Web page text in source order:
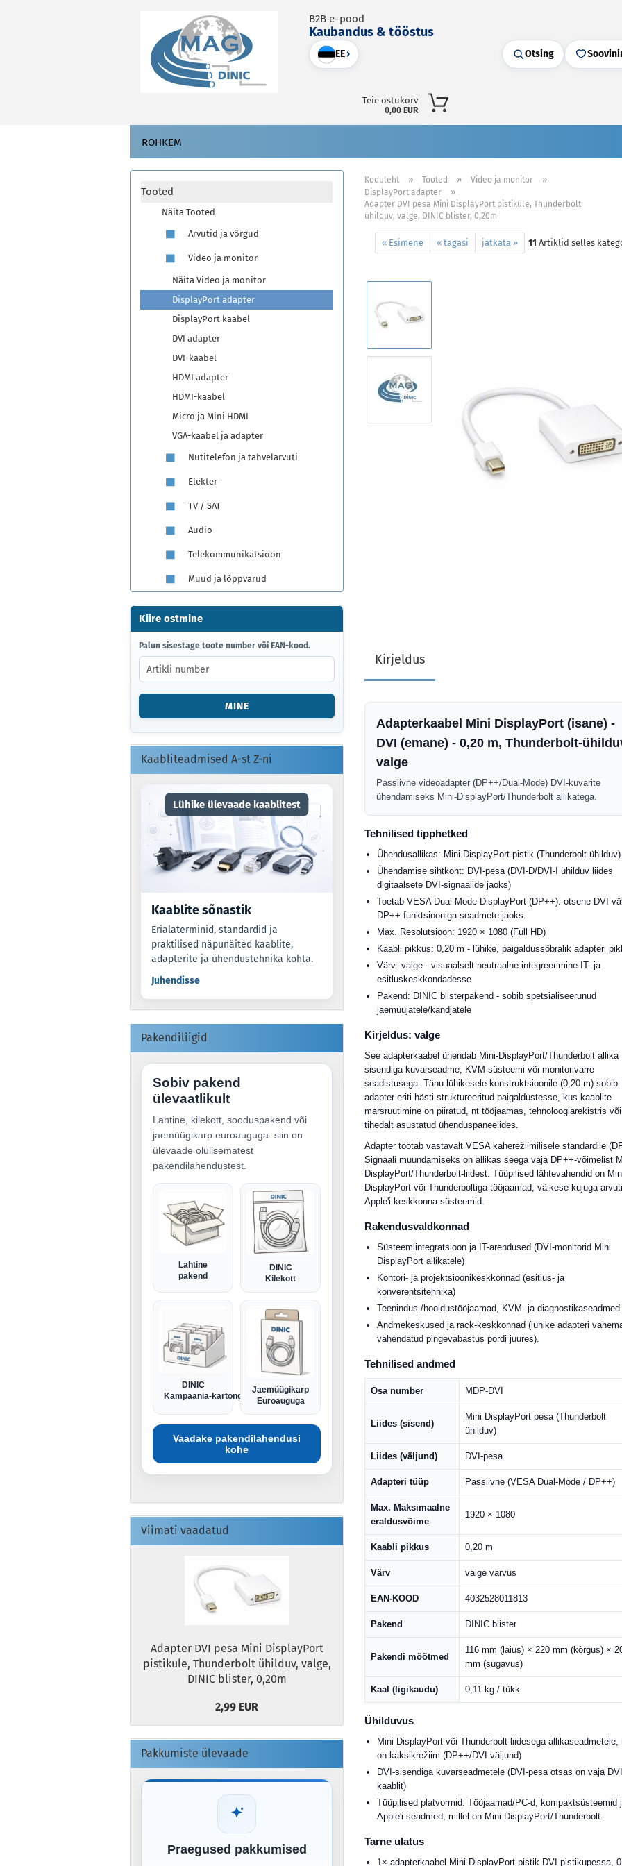
B2B e-pood
Kaubandus & tööstus
EE› Otsing
Teie ostukorv
0,00 EUR
ROHKEM
Koduleht » Tooted » Video ja monitor »
DisplayPort adapter »
Adapter DVI pesa Mini DisplayPort pistikule, Thunderbolt
ühilduv, valge, DINIC blister, 0,20m
« Esimene « tagasi jätkata » 11 Artiklid selles
Kirjeldus
Adapterkaabel Mini DisplayPort (isane) -
DVI (emane) - 0,20 m, Thunderbolt-
valge
Passiivne videoadapter (DP++/Dual-Mode) DVI-kuvarite
ühendamiseks Mini-DisplayPort/Thunderbolt allikatega.
Tehnilised tipphetked
Ühendusallikas: Mini DisplayPort pistik (Thunderbolt-ühilduv)
Ühendamise sihtkoht: DVI-pesa (DVI-D/DVI-I ühilduv liides
digitaalsete DVI-signaalide jaoks)
Toetab VESA Dual-Mode DisplayPort (DP++): otsene DVI-
DP++-funktsiooniga seadmete jaoks.
Max. Resolutsioon: 1920 × 1080 (Full HD)
Kaabli pikkus: 0,20 m - lühike, paigaldussõbralik adapteri
Värv: valge - visuaalselt neutraalne integreerimine IT- ja
esitluskeskkondadesse
Pakend: DINIC blisterpakend - sobib spetsialiseerunud
jaemüüjatele/kandjatele
Kirjeldus: valge
See adapterkaabel ühendab Mini-DisplayPort/Thunderbolt allika
sisendiga kuvarseadme, KVM-süsteemi või monitorivarre
seadistusega. Tänu lühikesele konstruktsioonile (0,20 m) sobib
adapter eriti hästi struktureeritud paigaldustesse, kus kaablite
marsruutimine on piiratud, nt tööjaamas, tehnoloogiarekistris või
tihedalt asustatud ühenduspaneelides.
Adapter töötab vastavalt VESA kaherežiimilisele standardile
Signaali muundamiseks on allikas seega vaja DP++-võimelist
DisplayPort/Thunderbolt-liidest. Tüüpilised lähtevahendid on
DisplayPort või Thunderboltiga tööjaamad, väikese kujuga
Apple'i keskkonna süsteemid.
Rakendusvaldkonnad
Süsteemiintegratsioon ja IT-arendused (DVI-monitorid Mini
DisplayPort allikatele)
Kontori- ja projektsioonikeskkonnad (esitlus- ja
konverentsitehnika)
Teenindus-/hooldustööjaamad, KVM- ja diagnostikaseadmed.
Andmekeskused ja rack-keskkonnad (lühike adapteri
vähendatud pingevabastus pordi juures).
Tehnilised andmed
Osa number MDP-DVI
Liides (sisend)
Mini DisplayPort pesa (Thunderbolt
ühilduv)
Liides (väljund) DVI-pesa
Adapteri tüüp Passiivne (VESA Dual-Mode / DP++)
Max. Maksimaalne
eraldusvõime
1920 × 1080
Kaabli pikkus 0,20 m
Värv valge värvus
EAN-KOOD 4032528011813
Pakend DINIC blister
Pakendi mõõtmed
116 mm (laius) × 220 mm (kõrgus) ×
mm (sügavus)
Kaal (ligikaudu) 0,11 kg / tükk
Ühilduvus
Mini DisplayPort või Thunderbolt liidesega allikaseadmetele,
on kaksikrežiim (DP++/DVI väljund)
DVI-sisendiga kuvarseadmetele (DVI-pesa otsas on vaja
kaablit)
Tüüpilised platvormid: Tööjaamad/PC-d, kompaktsüsteemid
Apple'i seadmed, millel on Mini DisplayPort/Thunderbolt.
Tarne ulatus
1× adapterkaabel Mini DisplayPort pistik DVI pistikupessa,
Tooted
Näita Tooted
Arvutid ja võrgud
Video ja monitor
Näita Video ja monitor
DisplayPort adapter
DisplayPort kaabel
DVI adapter
DVI-kaabel
HDMI adapter
HDMI-kaabel
Micro ja Mini HDMI
VGA-kaabel ja adapter
Nutitelefon ja tahvelarvuti
Elekter
TV / SAT
Audio
Telekommunikatsioon
Muud ja lõppvarud
Kiire ostmine
PALUN
SISESTAGE
TOOTE
NUMBER
VÕI
KOOD.
Palun sisestage toote number või EAN-kood.
MINE
Kaabliteadmised A-st Z-ni
Lühike ülevaade kaablitest
Kaablite sõnastik
Erialaterminid, standardid ja
praktilised näpunäited kaablite,
adapterite ja ühendustehnika kohta.
Juhendisse
Pakendiliigid
Sobiv pakend
ülevaatlikult
Lahtine, kilekott, sooduspakend või
jaemüügikarp euroauguga: siin on
ülevaade olulisematest
pakendilahendustest.
Lahtine
pakend
DINIC
Kilekott
DINIC
Kampaania-kartong
Jaemüügikarp
Euroauguga
Vaadake pakendilahendusi
kohe
Viimati vaadatud
Adapter DVI pesa Mini DisplayPort
pistikule, Thunderbolt ühilduv, valge,
DINIC blister, 0,20m
2,99 EUR
Pakkumiste ülevaade
Praegused pakkumised